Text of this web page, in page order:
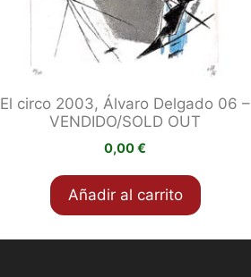
El circo 2003, Álvaro Delgado 06 –
VENDIDO/SOLD OUT
0,00€
Añadir al carrito